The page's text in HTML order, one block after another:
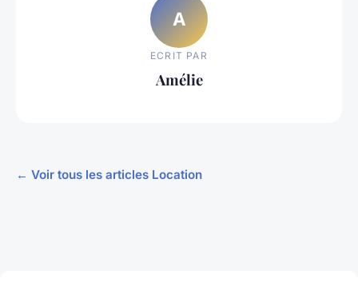
A
ECRIT PAR
Amélie
← Voir tous les articles Location